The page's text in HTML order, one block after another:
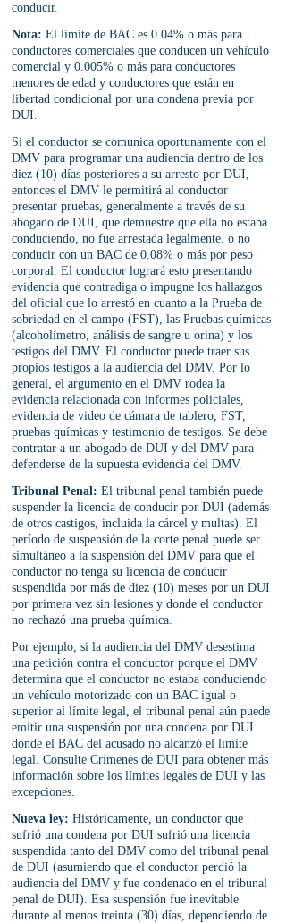
conducir.
Nota: El límite de BAC es 0.04% o más para
conductores comerciales que conducen un vehículo
comercial y 0.005% o más para conductores
menores de edad y conductores que están en
libertad condicional por una condena previa por
DUI.
Si el conductor se comunica oportunamente con el
DMV para programar una audiencia dentro de los
diez (10) días posteriores a su arresto por DUI,
entonces el DMV le permitirá al conductor
presentar pruebas, generalmente a través de su
abogado de DUI, que demuestre que ella no estaba
conduciendo, no fue arrestada legalmente. o no
conducir con un BAC de 0.08% o más por peso
corporal. El conductor logrará esto presentando
evidencia que contradiga o impugne los hallazgos
del oficial que lo arrestó en cuanto a la Prueba de
sobriedad en el campo (FST), las Pruebas químicas
(alcoholímetro, análisis de sangre u orina) y los
testigos del DMV. El conductor puede traer sus
propios testigos a la audiencia del DMV. Por lo
general, el argumento en el DMV rodea la
evidencia relacionada con informes policiales,
evidencia de video de cámara de tablero, FST,
pruebas químicas y testimonio de testigos. Se debe
contratar a un abogado de DUI y del DMV para
defenderse de la supuesta evidencia del DMV.
Tribunal Penal: El tribunal penal también puede
suspender la licencia de conducir por DUI (además
de otros castigos, incluida la cárcel y multas). El
período de suspensión de la corte penal puede ser
simultáneo a la suspensión del DMV para que el
conductor no tenga su licencia de conducir
suspendida por más de diez (10) meses por un DUI
por primera vez sin lesiones y donde el conductor
no rechazó una prueba química.
Por ejemplo, si la audiencia del DMV desestima
una petición contra el conductor porque el DMV
determina que el conductor no estaba conduciendo
un vehículo motorizado con un BAC igual o
superior al límite legal, el tribunal penal aún puede
emitir una suspensión por una condena por DUI
donde el BAC del acusado no alcanzó el límite
legal. Consulte Crímenes de DUI para obtener más
información sobre los límites legales de DUI y las
excepciones.
Nueva ley: Históricamente, un conductor que
sufrió una condena por DUI sufrió una licencia
suspendida tanto del DMV como del tribunal penal
de DUI (asumiendo que el conductor perdió la
audiencia del DMV y fue condenado en el tribunal
penal de DUI). Esa suspensión fue inevitable
durante al menos treinta (30) días, dependiendo de